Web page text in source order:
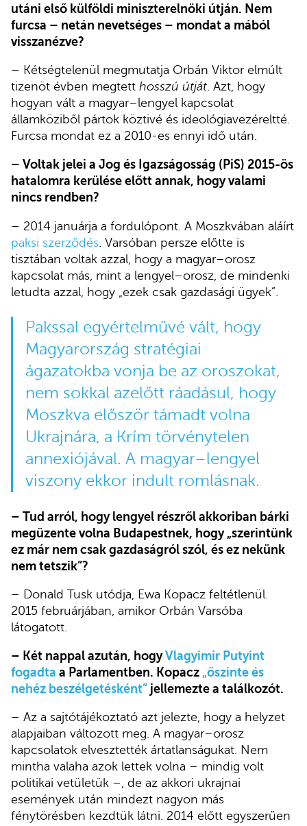
utáni első külföldi miniszterelnöki útján. Nem
furcsa – netán nevetséges – mondat a mából
visszanézve?
– Kétségtelenül megmutatja Orbán Viktor elmúlt
tizenöt évben megtett hosszú útját. Azt, hogy
hogyan vált a magyar–lengyel kapcsolat
államköziből pártok köztivé és ideológiavezéreltté.
Furcsa mondat ez a 2010-es ennyi idő után.
– Voltak jelei a Jog és Igazságosság (PiS) 2015-ös
hatalomra kerülése előtt annak, hogy valami
nincs rendben?
– 2014 januárja a fordulópont. A Moszkvában aláírt
paksi szerződés . Varsóban persze előtte is
tisztában voltak azzal, hogy a magyar–orosz
kapcsolat más, mint a lengyel–orosz, de mindenki
letudta azzal, hogy „ezek csak gazdasági ügyek”.
Pakssal egyértelművé vált, hogy
Magyarország stratégiai
ágazatokba vonja be az oroszokat,
nem sokkal azelőtt ráadásul, hogy
Moszkva először támadt volna
Ukrajnára, a Krím törvénytelen
annexiójával. A magyar–lengyel
viszony ekkor indult romlásnak.
– Tud arról, hogy lengyel részről akkoriban bárki
megüzente volna Budapestnek, hogy „szerintünk
ez már nem csak gazdaságról szól, és ez nekünk
nem tetszik”?
– Donald Tusk utódja, Ewa Kopacz feltétlenül.
2015 februárjában, amikor Orbán Varsóba
látogatott.
– Két nappal azután, hogyVlagyimir Putyint
fogadta a Parlamentben. Kopacz „őszinte és
nehéz beszélgetésként” jellemezte a találkozót.
– Az a sajtótájékoztató azt jelezte, hogy a helyzet
alapjaiban változott meg. A magyar–orosz
kapcsolatok elvesztették ártatlanságukat. Nem
mintha valaha azok lettek volna – mindig volt
politikai vetületük –, de az akkori ukrajnai
események után mindezt nagyon más
fénytörésben kezdtük látni. 2014 előtt egyszerűen